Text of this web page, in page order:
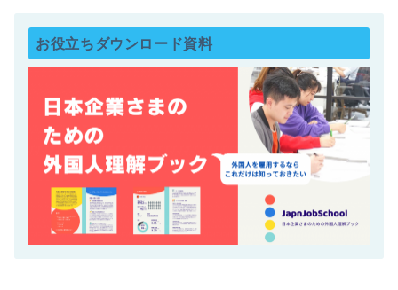
お役立ちダウンロード資料